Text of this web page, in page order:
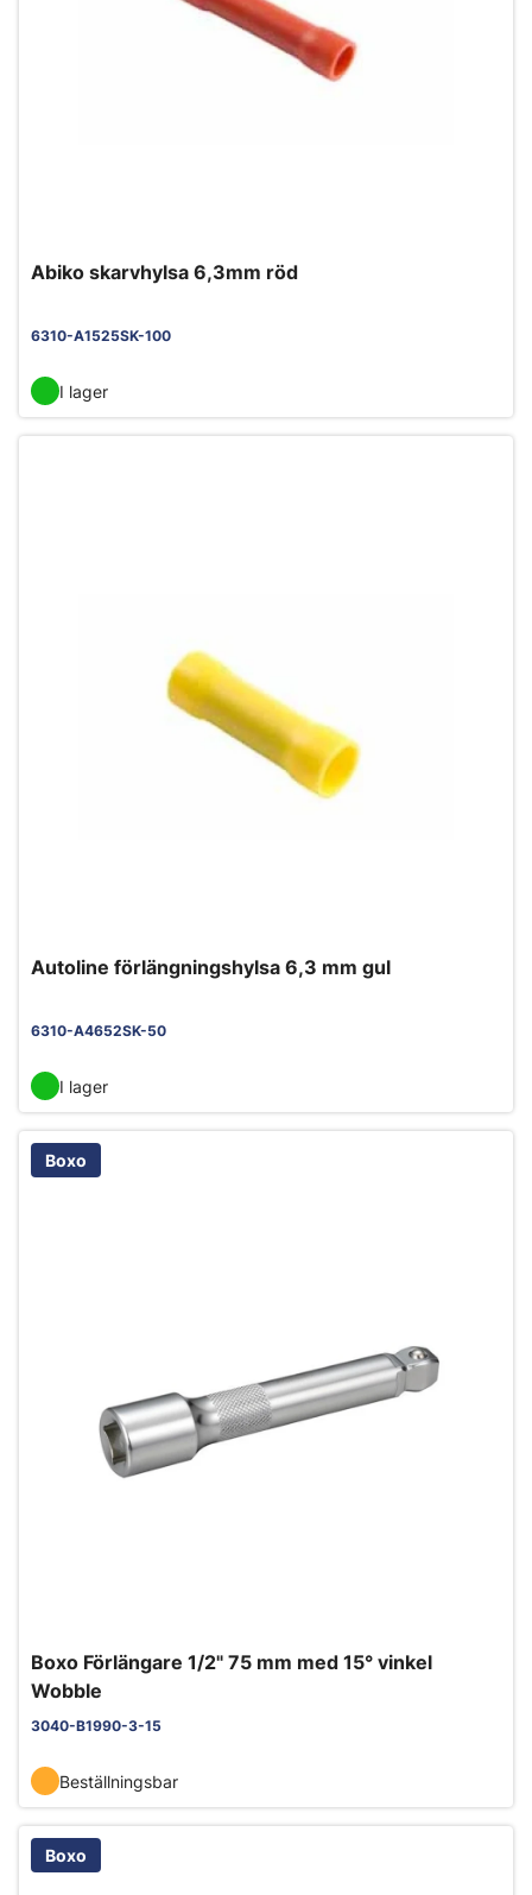
Abiko skarvhylsa 6,3mm röd
6310-A1525SK-100
I lager
Autoline förlängningshylsa 6,3 mm gul
6310-A4652SK-50
I lager
Boxo
Boxo Förlängare 1/2" 75 mm med 15° vinkel
Wobble
3040-B1990-3-15
Beställningsbar
Boxo